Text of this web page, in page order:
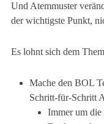
Und Atemmuster
der wichtigste Punkt,
Es lohnt sich dem
Mache den BOL
Schritt-für-Schritt
Immer um die